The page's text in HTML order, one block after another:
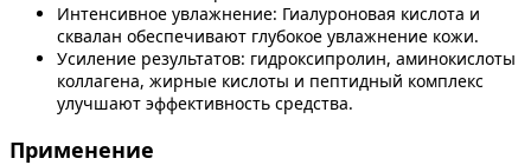
Интенсивное увлажнение: Гиалуроновая кислота и
сквалан обеспечивают глубокое увлажнение кожи.
Усиление результатов: гидроксипролин, аминокислоты
коллагена, жирные кислоты и пептидный комплекс
улучшают эффективность средства.
Применение